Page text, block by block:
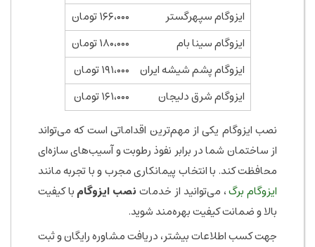
ایزوگام سپهرگستر
۱۶۶،۰۰۰ تومان
ایزوگام سینا بام
۱۸۰،۰۰۰ تومان
ایزوگام پشم شیشه ایران
۱۹۱،۰۰۰ تومان
ایزوگام شرق دلیجان
۱۶۱،۰۰۰ تومان
نصب ایزوگام یکی از مهم‌ترین اقداماتی است که می‌تواند
از ساختمان شما در برابر نفوذ رطوبت و آسیب‌های سازه‌ای
محافظت کند. با انتخاب پیمانکاری مجرب و با تجربه مانند
ایزوگام برگ، می‌توانید از خدماتنصب ایزوگامبا کیفیت
بالا و ضمانت کیفیت بهره‌مند شوید.
جهت کسب اطلاعات بیشتر، دریافت مشاوره رایگان و ثبت